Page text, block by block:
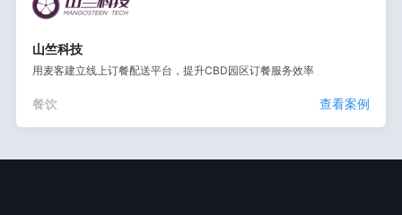
山竺科技
用麦客建立线上订餐配送平台，提升CBD园区订餐服务效率
餐饮 查看案例